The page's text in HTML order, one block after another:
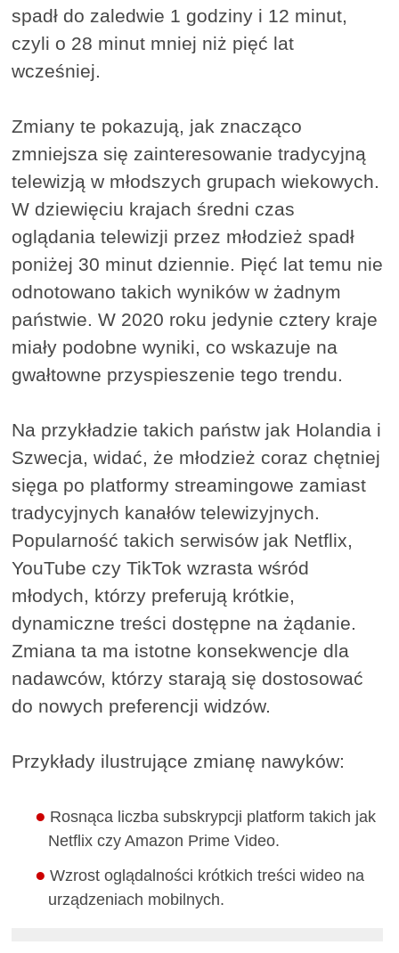
spadł do zaledwie 1 godziny i 12 minut,
czyli o 28 minut mniej niż pięć lat
wcześniej.
Zmiany te pokazują, jak znacząco
zmniejsza się zainteresowanie tradycyjną
telewizją w młodszych grupach wiekowych.
W dziewięciu krajach średni czas
oglądania telewizji przez młodzież spadł
poniżej 30 minut dziennie. Pięć lat temu nie
odnotowano takich wyników w żadnym
państwie. W 2020 roku jedynie cztery kraje
miały podobne wyniki, co wskazuje na
gwałtowne przyspieszenie tego trendu.
Na przykładzie takich państw jak Holandia i
Szwecja, widać, że młodzież coraz chętniej
sięga po platformy streamingowe zamiast
tradycyjnych kanałów telewizyjnych.
Popularność takich serwisów jak Netflix,
YouTube czy TikTok wzrasta wśród
młodych, którzy preferują krótkie,
dynamiczne treści dostępne na żądanie.
Zmiana ta ma istotne konsekwencje dla
nadawców, którzy starają się dostosować
do nowych preferencji widzów.
Przykłady ilustrujące zmianę nawyków:
Rosnąca liczba subskrypcji platform takich jak
Netflix czy Amazon Prime Video.
Wzrost oglądalności krótkich treści wideo na
urządzeniach mobilnych.